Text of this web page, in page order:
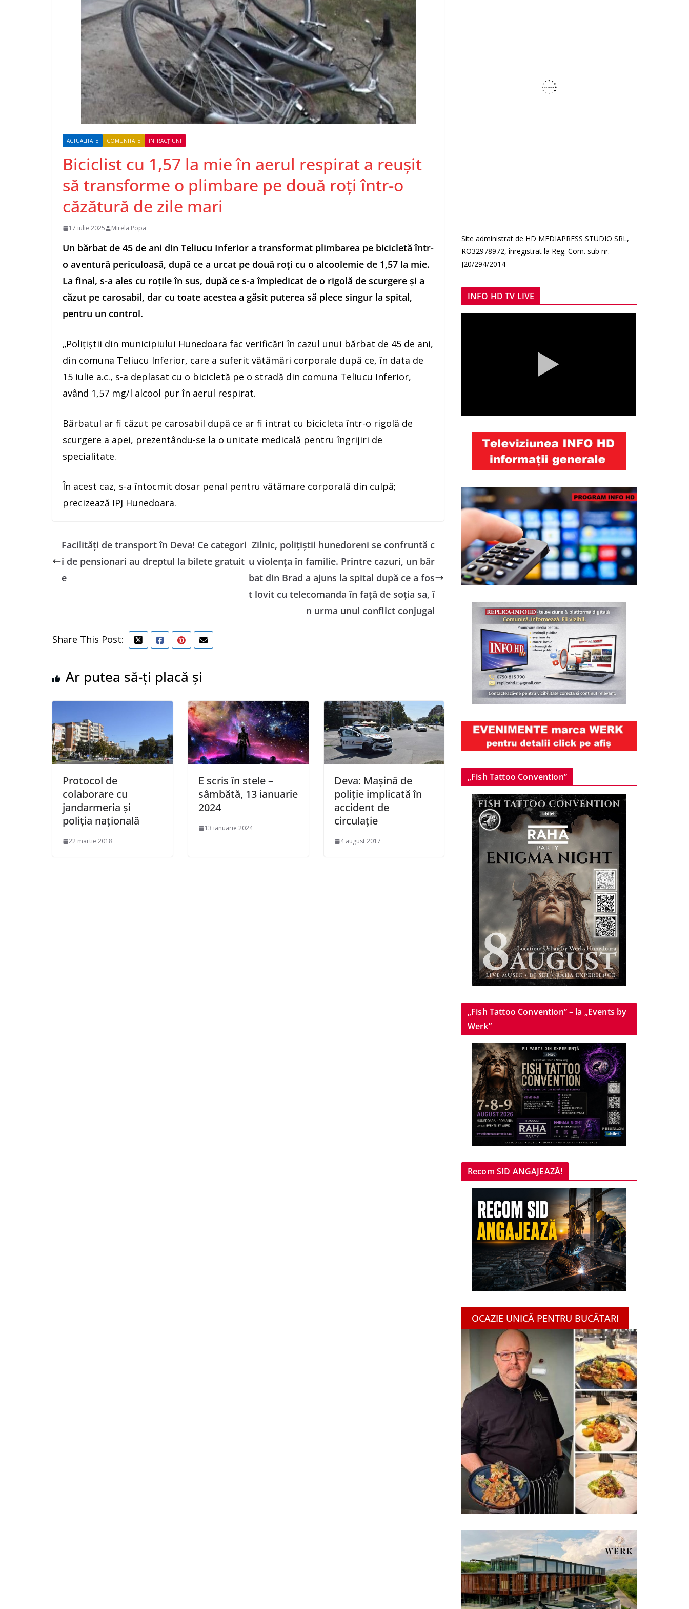
ACTUALITATE COMUNITATE INFRACȚIUNI
Biciclist cu 1,57 la mie în aerul respirat a reușit
să transforme o plimbare pe două roți într-o
căzătură de zile mari
17 iulie 2025 Mirela Popa
Un bărbat de 45 de ani din Teliucu Inferior a transformat plimbarea pe bicicletă într-
o aventură periculoasă, după ce a urcat pe două roți cu o alcoolemie de 1,57 la mie.
La final, s-a ales cu roțile în sus, după ce s-a împiedicat de o rigolă de scurgere și a
căzut pe carosabil, dar cu toate acestea a găsit puterea să plece singur la spital,
pentru un control.
„Polițiștii din municipiului Hunedoara fac verificări în cazul unui bărbat de 45 de ani,
din comuna Teliucu Inferior, care a suferit vătămări corporale după ce, în data de
15 iulie a.c., s-a deplasat cu o bicicletă pe o stradă din comuna Teliucu Inferior,
având 1,57 mg/l alcool pur în aerul respirat.
Bărbatul ar fi căzut pe carosabil după ce ar fi intrat cu bicicleta într-o rigolă de
scurgere a apei, prezentându-se la o unitate medicală pentru îngrijiri de
specialitate.
În acest caz, s-a întocmit dosar penal pentru vătămare corporală din culpă;
precizează IPJ Hunedoara.
Facilități de transport în Deva! Ce categori
i de pensionari au dreptul la bilete gratuit
e
Zilnic, polițiștii hunedoreni se confruntă c
u violența în familie. Printre cazuri, un băr
bat din Brad a ajuns la spital după ce a fos
t lovit cu telecomanda în față de soția sa, î
n urma unui conflict conjugal
Share This Post:
Ar putea să-ți placă și
Protocol de
colaborare cu
jandarmeria și
poliția națională
22 martie 2018
E scris în stele –
sâmbătă, 13 ianuarie
2024
13 ianuarie 2024
Deva: Mașină de
poliție implicată în
accident de
circulație
4 august 2017
Site administrat de HD MEDIAPRESS STUDIO SRL,
RO32978972, înregistrat la Reg. Com. sub nr.
J20/294/2014
INFO HD TV LIVE
„Fish Tattoo Convention”
„Fish Tattoo Convention” – la „Events by
Werk”
Recom SID ANGAJEAZĂ!
OCAZIE UNICĂ PENTRU BUCĂTARI